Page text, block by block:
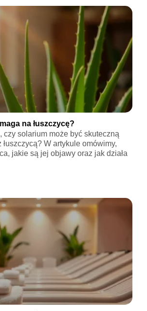
na łuszczycę?
czy solarium może być skuteczną
W artykule omówimy,
jakie są jej objawy oraz jak działa